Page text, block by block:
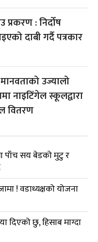
प्रकरण : निर्दोष
दाबी गर्दै पत्रकार
उज्यालो
नाइटिंगेल स्कूलद्वारा
वितरण
पाँच सय बेडको मुटु र
! वडाध्यक्षको योजना
दिएको छु, हिसाब माग्दा